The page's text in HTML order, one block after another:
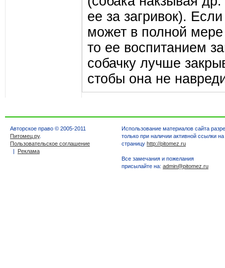
ее за загривок).
может в полной мере
то ее воспитанием
собачку лучше
стобы она не
Авторское право © 2005-2011
Питомец.ру.
Пользовательское соглашение
| Реклама
Использование материалов сайта
только при наличии активной ссылки
страницу http://pitomez.ru
Все замечания и пожелания
присылайте на: admin@pitomez.ru